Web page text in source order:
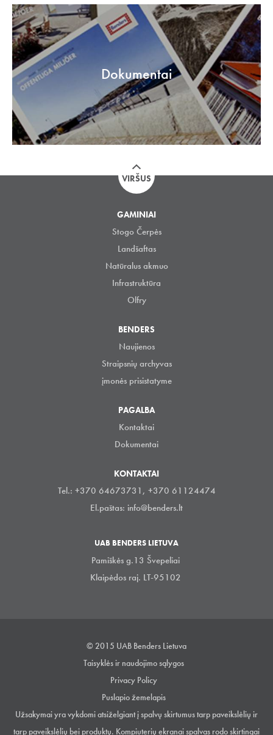
Dokumentai
VIRŠUS
GAMINIAI
Stogo Čerpės
Landšaftas
Natūralus akmuo
Infrastruktūra
Olfry
BENDERS
Naujienos
Straipsnių archyvas
įmonės prisistatyme
PAGALBA
Kontaktai
Dokumentai
KONTAKTAI
Tel.: +370 64673731, +370 61124474
El.paštas: info@benders.lt
UAB BENDERS LIETUVA
Pamiškės g.13 Švepeliai
Klaipėdos raj. LT-95102
© 2015 UAB Benders Lietuva
Taisyklės ir naudojimo sąlygos
Privacy Policy
Puslapio žemelapis
Užsakymai yra vykdomi atsiželgiant į spalvų skirtumus tarp paveikslėlių ir
tarp paveikslėlių bei produktų. Kompiuterių ekranai spalvas rodo skirtingai